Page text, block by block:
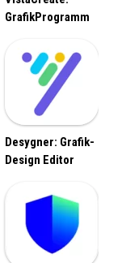
GrafikProgramm
Desygner: Grafik-
Design Editor